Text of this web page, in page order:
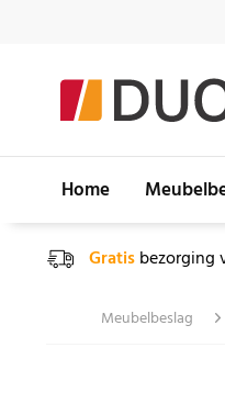
Home
Gratisbezorging
Meubelbeslag